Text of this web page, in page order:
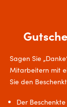
Sagen Sie
Mitarbeitern mit
Sie den
Der